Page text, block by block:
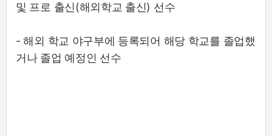
및 프로 출신(해외학교 출신) 선수
- 해외 학교 야구부에 등록되어 해당 학교를 졸업했
거나 졸업 예정인 선수